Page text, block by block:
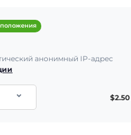
анонимный IP-адрес
$2.50